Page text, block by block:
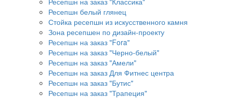
Ресепшн белый глянец
Стойка ресепшн из искусственного камня
Зона ресепшен по дизайн-проекту
Ресепшн на заказ "Fora"
Ресепшн на заказ "Черно-белый"
Ресепшн на заказ "Амели"
Ресепшн на заказ Для Фитнес центра
Ресепшн на заказ "Бутис"
Ресепшн на заказ "Трапеция"